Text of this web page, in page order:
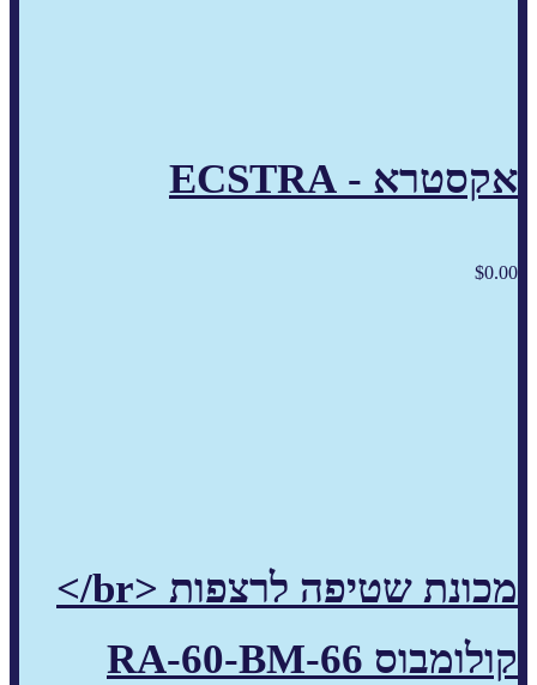
אקסטרא - ECSTRA
$0.00
מכונת שטיפה לרצפות <br/>
קולומבוס RA-60-BM-66